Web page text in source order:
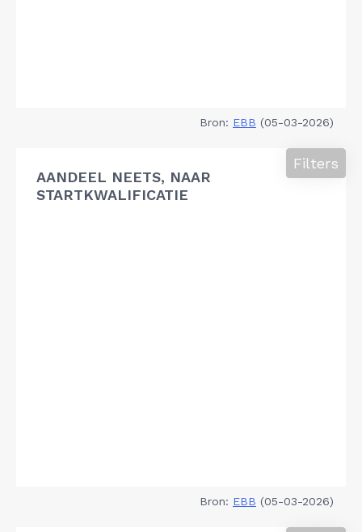
Bron: EBB (05-03-2026)
AANDEEL NEETS, NAAR
STARTKWALIFICATIE
Filters
Bron: EBB (05-03-2026)